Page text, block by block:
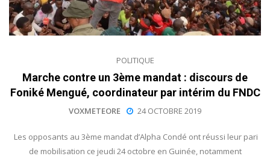
POLITIQUE
Marche contre un 3ème mandat : discours de
Foniké Mengué, coordinateur par intérim du FNDC
VOXMETEORE 24 OCTOBRE 2019
Les opposants au 3ème mandat d’Alpha Condé ont réussi leur pari
de mobilisation ce jeudi 24 octobre en Guinée, notamment